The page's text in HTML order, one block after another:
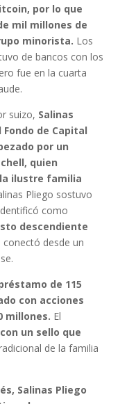
por lo que
mil millones de
minorista. Los
de bancos con los
fue en la cuarta
suizo, Salinas
de Capital
por un
quien
ilustre familia
Pliego sostuvo
como
descendiente
conectó desde un
de 115
con acciones
millones. El
un sello que
de la familia
Salinas Pliego